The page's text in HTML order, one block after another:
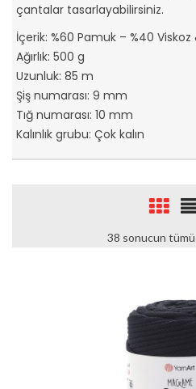
çantalar tasarlayabilirsiniz.
İçerik: %60 Pamuk – %40
Ağırlık: 500 g
Uzunluk: 85 m
Şiş numarası: 9 mm
Tığ numarası: 10 mm
Kalınlık grubu: Çok kalın
38 sonucun